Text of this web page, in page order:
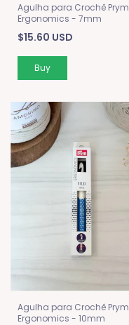
Agulha para Crochê Prym
Ergonomics - 7mm
$15.60 USD
Agulha para Crochê Prym
Ergonomics - 10mm